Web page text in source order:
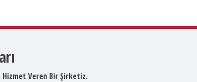
Hizmet Veren Bir Şirketiz.